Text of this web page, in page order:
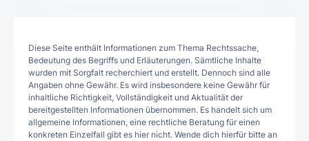
Diese Seite enthält Informationen zum Thema Rechtssache,
Bedeutung des Begriffs und Erläuterungen. Sämtliche Inhalte
wurden mit Sorgfalt recherchiert und erstellt. Dennoch sind alle
Angaben ohne Gewähr. Es wird insbesondere keine Gewähr für
inhaltliche Richtigkeit, Vollständigkeit und Aktualität der
bereitgestellten Informationen übernommen. Es handelt sich um
allgemeine Informationen, eine rechtliche Beratung für einen
konkreten Einzelfall gibt es hier nicht. Wende dich hierfür bitte an